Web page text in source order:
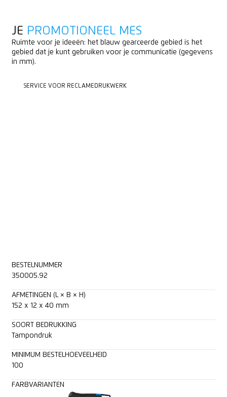
JE PROMOTIONEEL MES
Ruimte voor je ideeën: het blauw gearceerde gebied is het
gebied dat je kunt gebruiken voor je communicatie (gegevens
in mm).
SERVICE VOOR RECLAMEDRUKWERK
BESTELNUMMER
350005.92
AFMETINGEN (L × B × H)
152 x 12 x 40 mm
SOORT BEDRUKKING
Tampondruk
MINIMUM BESTELHOEVEELHEID
100
FARBVARIANTEN